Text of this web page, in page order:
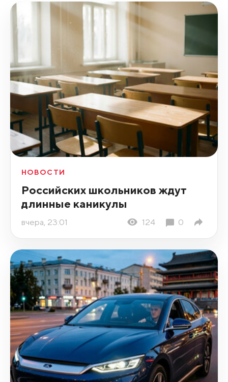
НОВОСТИ
Российских школьников ждут
длинные каникулы
вчера, 23:01 124 0